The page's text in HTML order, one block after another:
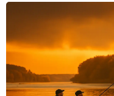
Waarom onze wafters een
- **Perfecte textuur:**
genoeg om betrouwbaar
- **Optimale prestaties:**
vangstkansen aanzienlijk